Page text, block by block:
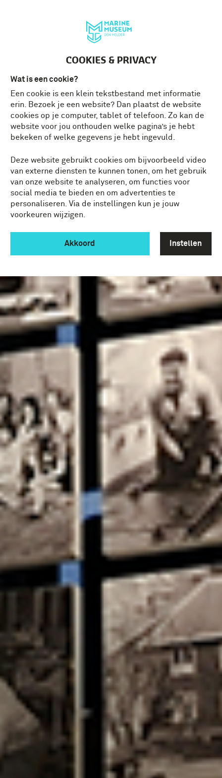
COOKIES & PRIVACY
Wat is een cookie?
Een cookie is een klein tekstbestand met informatie
erin. Bezoek je een website? Dan plaatst de website
cookies op je computer, tablet of telefoon. Zo kan de
website voor jou onthouden welke pagina’s je hebt
bekeken of welke gegevens je hebt ingevuld.
Deze website gebruikt cookies om bijvoorbeeld video
van externe diensten te kunnen tonen, om het gebruik
van onze website te analyseren, om functies voor
social media te bieden en om advertenties te
personaliseren. Via de instellingen kun je jouw
voorkeuren wijzigen.
Akkoord Instellen